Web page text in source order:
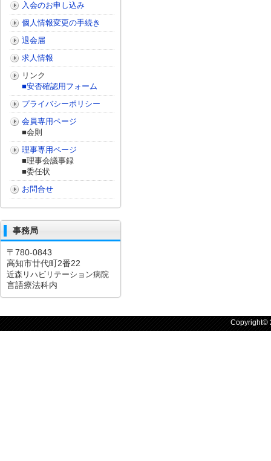
入会のお申し込み
個人情報変更の手続き
退会届
求人情報
リンク
■安否確認用フォーム
プライバシーポリシー
会員専用ページ
■会則
理事専用ページ
■理事会議事録
■委任状
お問合せ
事務局
〒780-0843
高知市廿代町2番22
近森リハビリテーション病院
言語療法科内
Copyright©